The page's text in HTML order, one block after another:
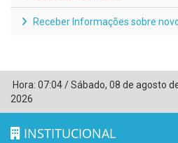
Receber Informações sobre
Hora: 07:04/Sábado, 08 de agosto
2026
INSTITUCIONAL